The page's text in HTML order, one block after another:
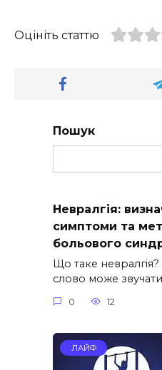
Оцініть статтю
Пошук
Невралгія:
симптоми та
больового
Що таке
слово може звучати
0 12
ЛАЙФ